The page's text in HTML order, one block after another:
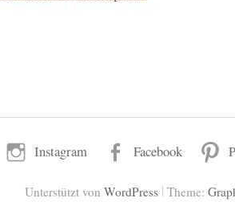
Instagram Facebook
Unterstützt von WordPress | Theme: